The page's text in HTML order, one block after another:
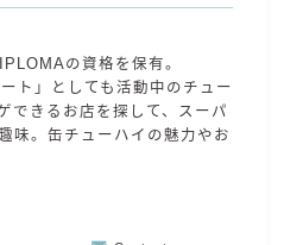
の資格を保有。
ト」としても活動中のチュー
できるお店を探して、スーパ
味。缶チューハイの魅力やお